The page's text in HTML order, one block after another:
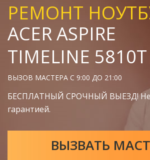
РЕМОНТ
ACER ASPIRE
TIMELINE 5810T
ВЫЗОВ МАСТЕРА С 9:00 ДО 21:00
БЕСПЛАТНЫЙ СРОЧНЫЙ ВЫЕЗД!
гарантией.
ВЫЗВАТЬ